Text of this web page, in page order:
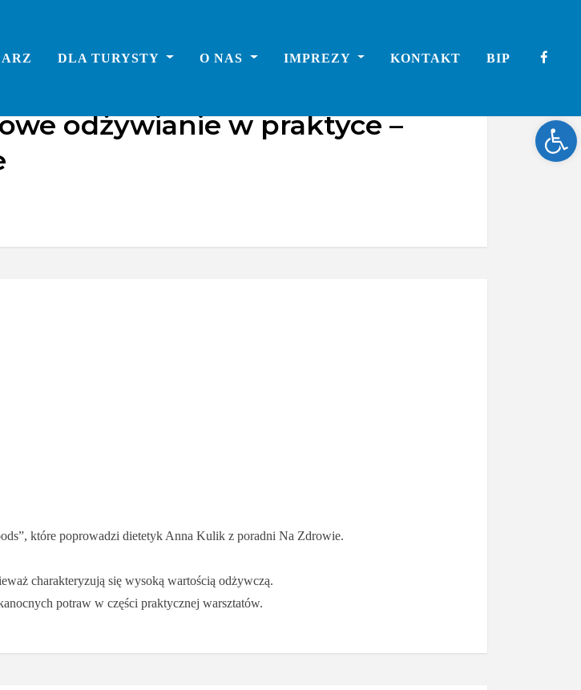
DLA TURYSTY O NAS IMPREZY KONTAKT BIP
odżywianie w praktyce –
które poprowadzi dietetyk Anna Kulik z poradni Na Zdrowie.
charakteryzują się wysoką wartością odżywczą.
potraw w części praktycznej warsztatów.